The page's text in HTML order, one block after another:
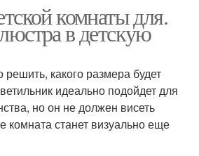
комнаты для.
в детскую
какого размера будет
идеально подойдет для
но он не должен висеть
комната станет визуально еще